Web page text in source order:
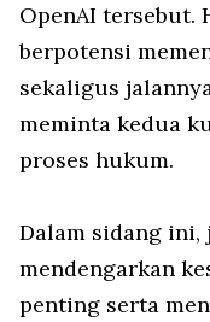
OpenAI tersebut.
berpotensi
sekaligus
meminta kedua
proses hukum.
Dalam sidang
mendengarkan
penting serta